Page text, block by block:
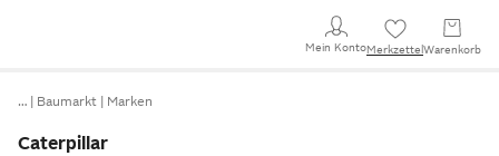
Mein KontoMerkzettel Warenkorb
… Baumarkt Marken
Caterpillar